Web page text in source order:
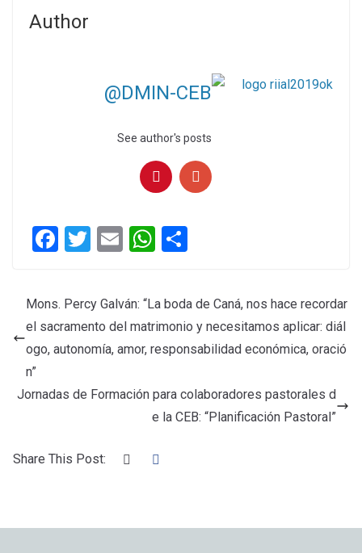
Author
@DMIN-CEB
See author's posts
F
ce
b
o
k
T
tt
er
E
ail
W
at
s
A
p
m
p
ar
Mons. Percy Galván: “La boda de Caná, nos hace recordar
el sacramento del matrimonio y necesitamos aplicar: diál
ogo, autonomía, amor, responsabilidad económica, oració
n”
Jornadas de Formación para colaboradores pastorales d
e la CEB: “Planificación Pastoral”
Share This Post: